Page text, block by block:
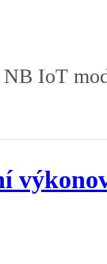
IoT